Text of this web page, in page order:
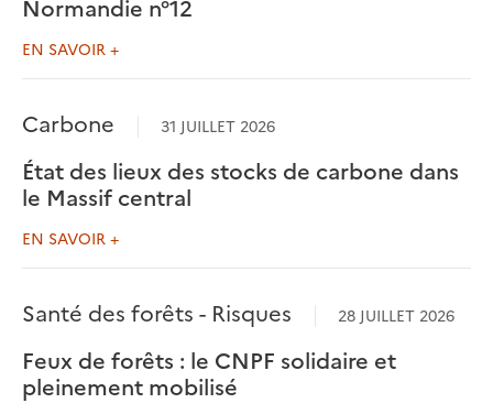
EN SAVOIR +
Carbone 31 JUILLET 2026
État des lieux des stocks de carbone dans
le Massif central
EN SAVOIR +
Santé des forêts - Risques 28 JUILLET 2026
Feux de forêts : le CNPF solidaire et
pleinement mobilisé